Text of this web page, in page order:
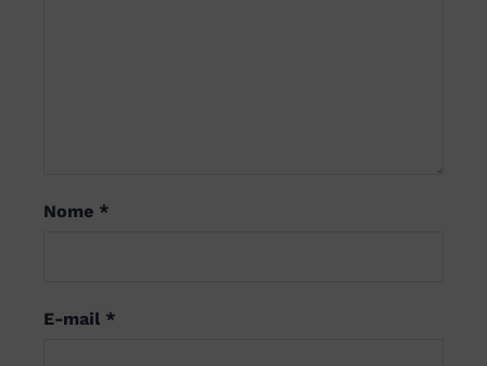
Nome *
E-mail *